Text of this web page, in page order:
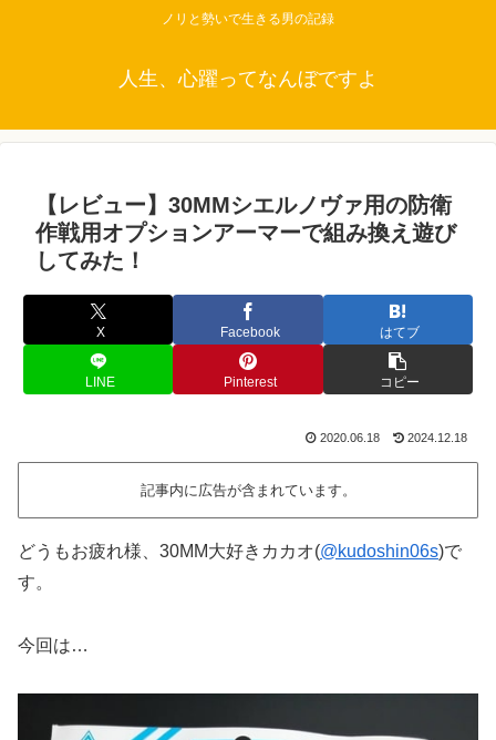
ノリと勢いで生きる男の記録
人生、心躍ってなんぼですよ
【レビュー】30MMシエルノヴァ用の防衛
作戦用オプションアーマーで組み換え遊び
してみた！
X Facebook はてブ
LINE Pinterest コピー
2020.06.18 2024.12.18
記事内に広告が含まれています。
どうもお疲れ様、30MM大好きカカオ(@kudoshin06s)で
す。
今回は…